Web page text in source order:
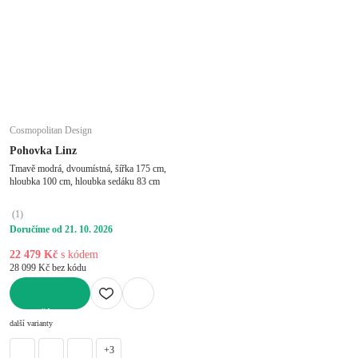
Cosmopolitan Design
Pohovka Linz
Tmavě modrá, dvoumístná, šířka 175 cm,
hloubka 100 cm, hloubka sedáku 83 cm
(1)
Doručíme od 21. 10. 2026
22 479 Kč s kódem
28 099 Kč bez kódu
další varianty
+3